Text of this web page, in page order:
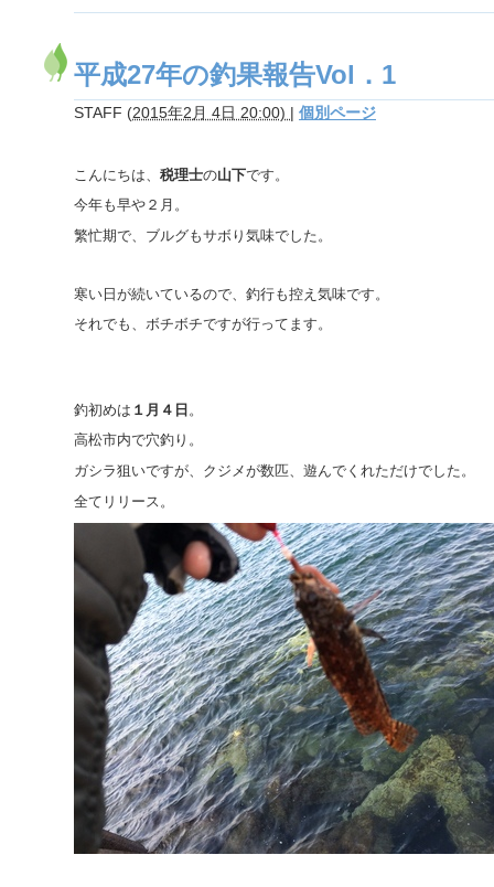
平成27年の釣果報告Vol．1
STAFF (2015年2月 4日 20:00) | 個別ページ
こんにちは、 税理士の山下です。
今年も早や２月。
繁忙期で、ブルグもサボり気味でした。
寒い日が続いているので、釣行も控え気味です。
それでも、ボチボチですが行ってます。
釣初めは １月４日 。
高松市内で穴釣り。
ガシラ狙いですが、クジメが数匹、遊んでくれただけでした。
全てリリース。